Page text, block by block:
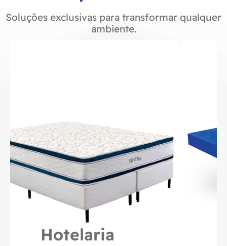
Soluções exclusivas para transformar qualquer
ambiente.
Hospitalar